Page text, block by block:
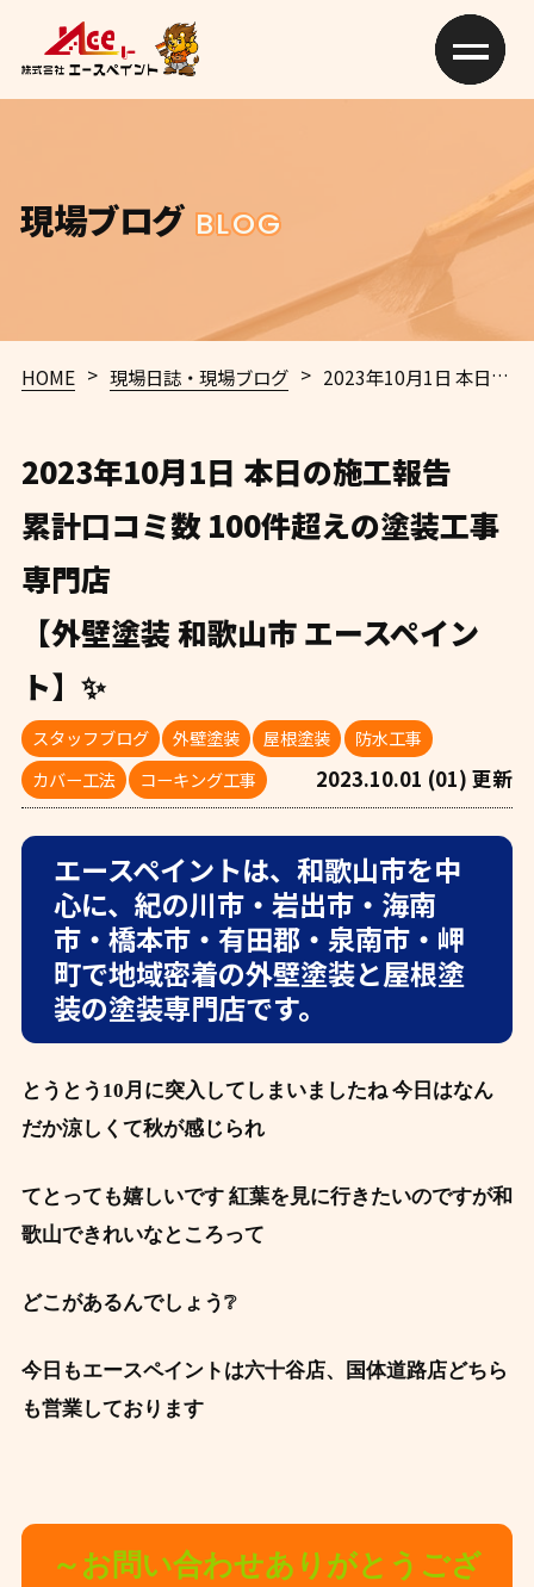
現場ブログ BLOG
HOME > 現場日誌・現場ブログ > 2023年10月1日 本日の施工報告
2023年10月1日 本日の施工報告
累計口コミ数 100件超えの塗装工事
専門店
【外壁塗装 和歌山市 エースペイン
ト】✨
スタッフブログ 外壁塗装 屋根塗装
防水工事
カバー工法
コーキング工事 2023.10.01 (01) 更新
エースペイントは、和歌山市を中
心に、紀の川市・岩出市・海南
市・橋本市・有田郡・泉南市・岬
町で地域密着の外壁塗装と屋根塗
装の塗装専門店です。
とうとう10月に突入してしまいましたね 今日はなん
だか涼しくて秋が感じられ
て とっても嬉しいです 紅葉を見に行きたいのですが和
歌山できれいなところって
どこがあるんでしょう❔
今日もエースペイントは六十谷店、国体道路店どちら
も営業しております
～お問い合わせありがとうござ